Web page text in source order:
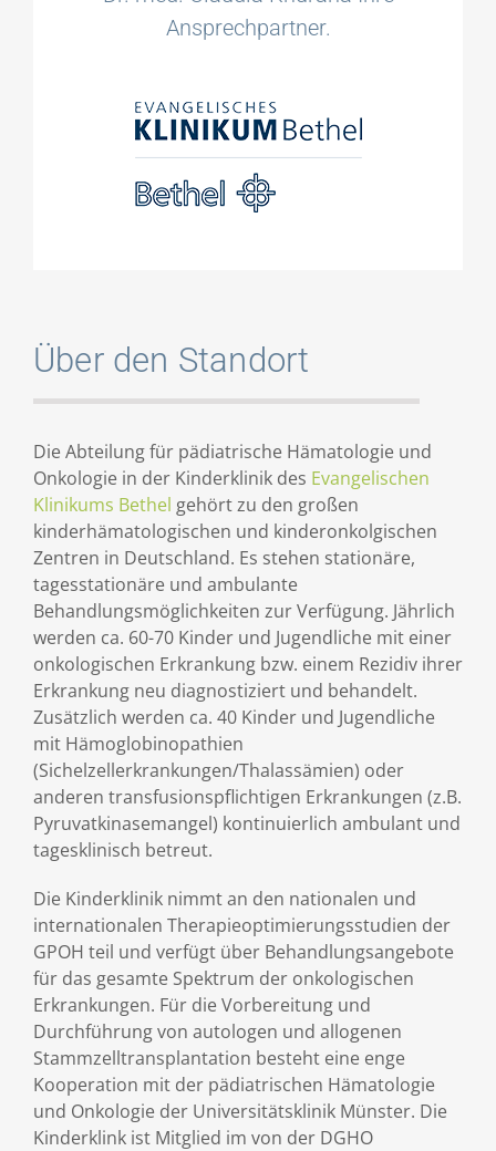
Ansprechpartner.
Über den Standort
Die Abteilung für pädiatrische Hämatologie und
Onkologie in der Kinderklinik des Evangelischen
Klinikums Bethel gehört zu den großen
kinderhämatologischen und kinderonkolgischen
Zentren in Deutschland. Es stehen stationäre,
tagesstationäre und ambulante
Behandlungsmöglichkeiten zur Verfügung. Jährlich
werden ca. 60-70 Kinder und Jugendliche mit einer
onkologischen Erkrankung bzw. einem Rezidiv ihrer
Erkrankung neu diagnostiziert und behandelt.
Zusätzlich werden ca. 40 Kinder und Jugendliche
mit Hämoglobinopathien
(Sichelzellerkrankungen/Thalassämien) oder
anderen transfusionspflichtigen Erkrankungen (z.B.
Pyruvatkinasemangel) kontinuierlich ambulant und
tagesklinisch betreut.
Die Kinderklinik nimmt an den nationalen und
internationalen Therapieoptimierungsstudien der
GPOH teil und verfügt über Behandlungsangebote
für das gesamte Spektrum der onkologischen
Erkrankungen. Für die Vorbereitung und
Durchführung von autologen und allogenen
Stammzelltransplantation besteht eine enge
Kooperation mit der pädiatrischen Hämatologie
und Onkologie der Universitätsklinik Münster. Die
Kinderklink ist Mitglied im von der DGHO